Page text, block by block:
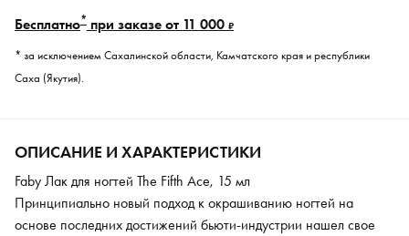
Бесплатно* при заказе от 11 000 ₽
* за исключением Сахалинской области, Камчатского края и республики
Саха (Якутия).
ОПИСАНИЕ И ХАРАКТЕРИСТИКИ
Faby Лак для ногтей The Fifth Ace, 15 мл
Принципиально новый подход к окрашиванию ногтей на
основе последних достижений бьюти-индустрии нашел свое